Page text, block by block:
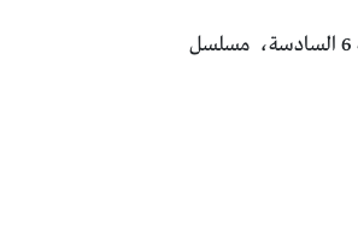
باسم ياخور, ديمة قندلفت, العربجي الموسم الثاني, مسلسلات رمضان 2024, موقع برستيج, brstej, العربجي الجزء الثاني، مسلسل العربجي 2 الحلقة 6 السادسة، مسلسل